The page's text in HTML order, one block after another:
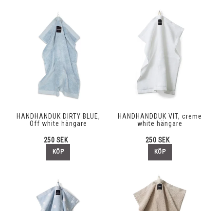
HANDHANDUK DIRTY BLUE,
Off white hängare
250 SEK
KÖP
HANDHANDDUK VIT, creme
white hängare
250 SEK
KÖP